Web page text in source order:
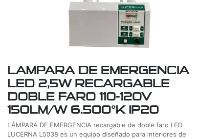
LAMPARA DE EMERGENCIA
LED 2,5W RECARGABLE
DOBLE FARO 110-120V
150LM/W 6.500°K IP20
LÁMPARA DE EMERGENCIA recargable de doble faro LED
LUCERNA L5038 es un equipo diseñado para interiores de